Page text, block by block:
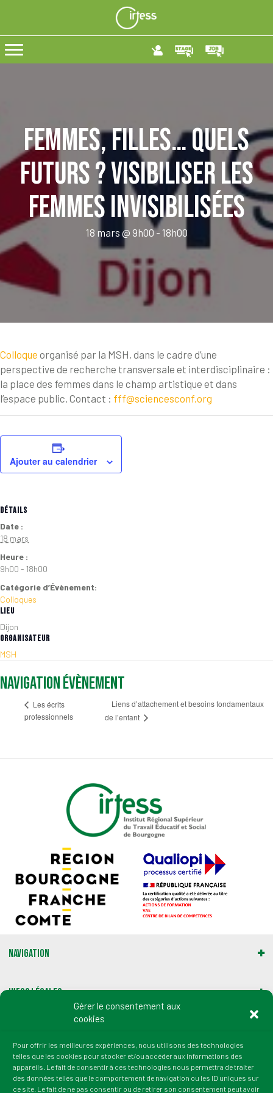
Gérer le consentement aux
cookies
Pour offrir les meilleures expériences, nous utilisons des technologies
telles que les cookies pour stocker et/ou accéder aux informations des
appareils. Le fait de consentir à ces technologies nous permettra de traiter
des données telles que le comportement de navigation ou les ID uniques sur
ce site. Le fait de ne pas consentir ou de retirer son consentement peut avoir
Femmes, filles… quels
futurs ? Visibiliser les
femmes invisibilisées
18 mars @ 9h00- 18h00
DÉTAILS
Date :
18 mars
Heure :
9h00 - 18h00
Catégorie d’Évènement:
Colloques
LIEU
Dijon
ORGANISATEUR
MSH
Colloque organisé par la MSH, dans le cadre d’une
perspective de recherche transversale et interdisciplinaire :
la place des femmes dans le champ artistique et dans
l’espace public. Contact : fff@sciencesconf.org
Ajouter au calendrier
Navigation Évènement
Les écrits
professionnels
Liens d’attachement et besoins fondamentaux
de l’enfant
Navigation
Infos légales
Adresse :
2 rue du Professeur Marion
21000 Dijon